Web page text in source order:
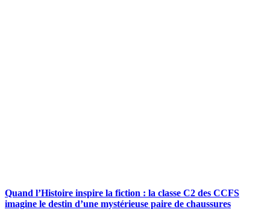
Quand l’Histoire inspire la fiction : la classe C2 des CCFS
imagine le destin d’une mystérieuse paire de chaussures